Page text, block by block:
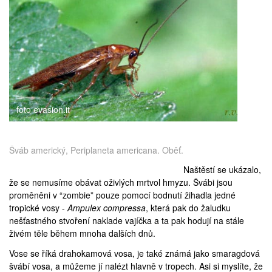
medicína
foto evasion.it
Šváb americký, Periplaneta americana. Oběť.
Naštěstí se ukázalo,
že se nemusíme obávat oživlých mrtvol hmyzu. Švábi jsou
proměněni v “zombie” pouze pomocí bodnutí žihadla jedné
tropické vosy -Ampulex compressa, která pak do žaludku
nešťastného stvoření naklade vajíčka a ta pak hodují na stále
živém těle během mnoha dalších dnů.
Vose se říká drahokamová vosa, je také známá jako smaragdová
švábí vosa, a můžeme jí nalézt hlavně v tropech. Asi si myslíte, že